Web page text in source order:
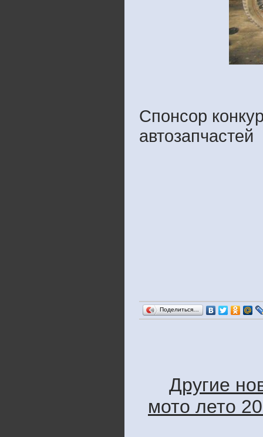
Спонсор
автозапчастей
Поделиться…
Другие
мото лето